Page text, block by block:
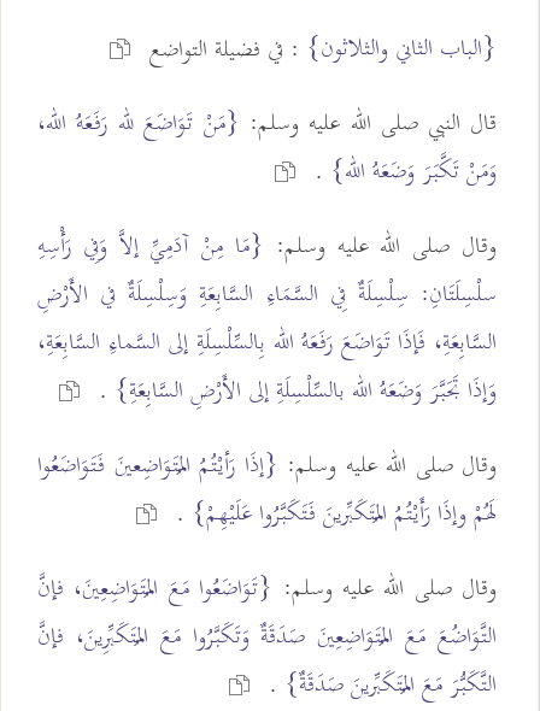
{الباب الثاني والثلاثون} : في فضيلة التواضع
قال النبي صلى الله عليه وسلم: {مَنْ تَوَاضَعَ لله رَفَعَهُ الله،
وَمَنْ تَكَّبَرَ وَضَعَهُ الله} .
وقال صلى الله عليه وسلم: {مَا مِنْ آدَمِيِّ إلاَّ وَفِي رَأْسِهِ
سلْسِلَتَانِ: سِلْسِلَةٌ فِي السَّمَاءِ السَّابِعَةِ وَسِلْسِلَةٌ في الأَرْضِ
السَّابِعَةِ، فَإذَا تَوَاضَعَ رَفَعَهُ الله بِالسِّلْسِلَةِ إلى السَّماءِ السَّابِعَةِ،
وَإذَا تَجَبَّرَ وَضَعَهُ الله بالسِّلْسِلَةِ إلى الأَرْضِ السَّابِعَةِ} .
وقال صلى الله عليه وسلم: {إذَا رَأيْتُمُ المُتَوَاضِعينَ فَتَوَاضَعُوا
لَهُمْ وإذَا رَأَيْتُمُ المُتَكَبِّرينَ فَتَكَبَّرُوا عَلَيْهِمْ} .
وقال صلى الله عليه وسلم: {تَوَاضَعُوا مَعَ المُتَوَاضِعِينَ، فإنَّ
التَّوَاضُعَ مَعَ المُتَوَاضِعِينَ صَدَقَةٌ وَتَكَبَّرُوا مَعَ المُتَكَبِّرِينَ، فإنَّ
التَّكَبُّرَ مَعَ المُتَكَبِّرينَ صَدَقَةٌ} .